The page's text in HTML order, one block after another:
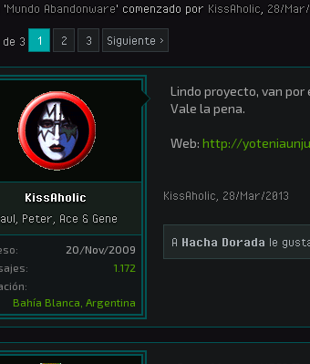
'Mundo Abandonware' comenzado por KissAholic 28/Mar/
de 3 1 2 3 Siguiente >
KissAholic
Peter, Ace & Gene
20/Nov/2009
1.172
Bahía Blanca, Argentina
Lindo proyecto, van
Vale la pena.
Web: http://
KissAholic 28/Mar/2013
A Hacha Dorada le